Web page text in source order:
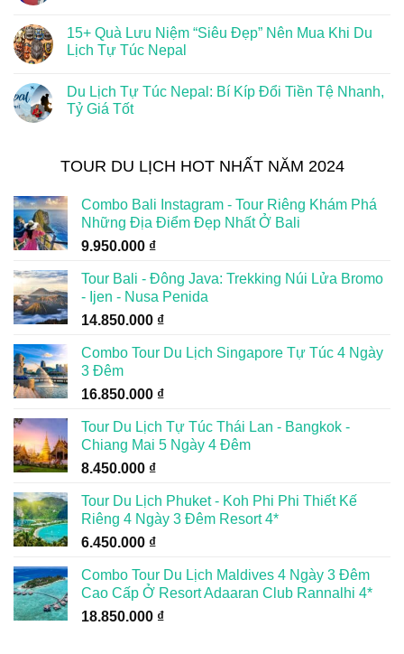
15+ Quà Lưu Niệm “Siêu Đẹp” Nên Mua Khi Du
Lịch Tự Túc Nepal
Du Lịch Tự Túc Nepal: Bí Kíp Đổi Tiền Tệ Nhanh,
Tỷ Giá Tốt
TOUR DU LỊCH HOT NHẤT NĂM 2024
Combo Bali Instagram - Tour Riêng Khám Phá
Những Địa Điểm Đẹp Nhất Ở Bali
9.950.000 ₫
Tour Bali - Đông Java: Trekking Núi Lửa Bromo
- Ijen - Nusa Penida
14.850.000 ₫
Combo Tour Du Lịch Singapore Tự Túc 4 Ngày
3 Đêm
16.850.000 ₫
Tour Du Lịch Tự Túc Thái Lan - Bangkok -
Chiang Mai 5 Ngày 4 Đêm
8.450.000 ₫
Tour Du Lịch Phuket - Koh Phi Phi Thiết Kế
Riêng 4 Ngày 3 Đêm Resort 4*
6.450.000 ₫
Combo Tour Du Lịch Maldives 4 Ngày 3 Đêm
Cao Cấp Ở Resort Adaaran Club Rannalhi 4*
18.850.000 ₫